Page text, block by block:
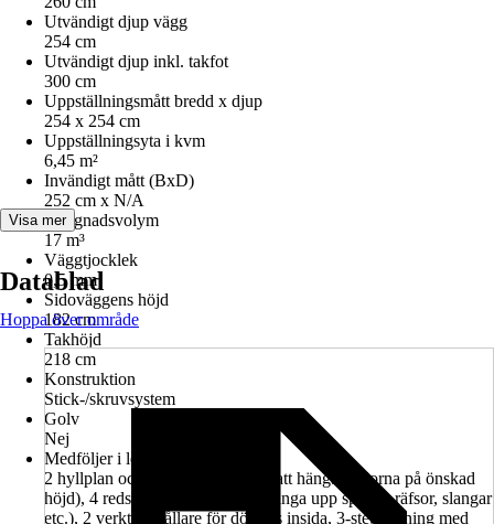
Utvändigt djup vägg
254 cm
Utvändigt djup inkl. takfot
300 cm
Uppställningsmått bredd x djup
254 x 254 cm
Uppställningsyta i kvm
6,45 m²
Invändigt mått (BxD)
252 cm x N/A
Byggnadsvolym
17 m³
Väggtjocklek
0,5 mm
Sidoväggens höjd
182 cm
Takhöjd
218 cm
Konstruktion
Stick-/skruvsystem
Golv
Nej
Medföljer i leveransen
2 hyllplan och 2 hängskenor (för att hänga hyllorna på önskad
höjd), 4 redskapshållare (för att hänga upp spadar, räfsor, slangar
etc.), 2 verktygshållare för dörrens insida, 3-stegslåsning med
Visa mer
Datablad
Hoppa över område